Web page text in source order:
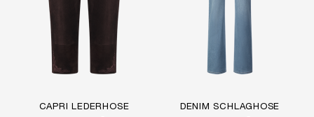
CAPRI LEDERHOSE DENIM SCHLAGHOSE